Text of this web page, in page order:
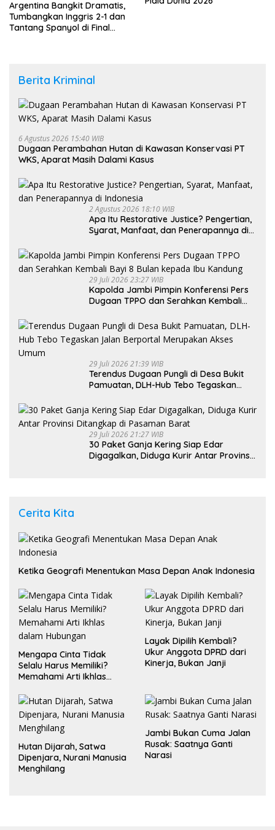
Argentina Bangkit Dramatis,
Tumbangkan Inggris 2-1 dan
Tantang Spanyol di Final
Berita Kriminal
6 Agustus 2026 15:40 WIB
Dugaan Perambahan Hutan di Kawasan Konservasi PT
WKS, Aparat Masih Dalami Kasus
2 Agustus 2026 18:10 WIB
Apa Itu Restorative Justice? Pengertian,
Syarat, Manfaat, dan Penerapannya di
29 Juli 2026 23:27 WIB
Kapolda Jambi Pimpin Konferensi Pers
Dugaan TPPO dan Serahkan Kembali
29 Juli 2026 21:39 WIB
Terendus Dugaan Pungli di Desa Bukit
Pamuatan, DLH-Hub Tebo Tegaskan
Umum
29 Juli 2026 21:27 WIB
30 Paket Ganja Kering Siap Edar
Digagalkan, Diduga Kurir Antar Provinsi
Cerita Kita
Ketika Geografi Menentukan Masa Depan Anak Indonesia
Mengapa Cinta Tidak
Selalu Harus Memiliki?
Memahami Arti Ikhlas
Layak Dipilih Kembali?
Ukur Anggota DPRD dari
Kinerja, Bukan Janji
Hutan Dijarah, Satwa
Dipenjara, Nurani Manusia
Menghilang
Jambi Bukan Cuma Jalan
Rusak: Saatnya Ganti
Narasi